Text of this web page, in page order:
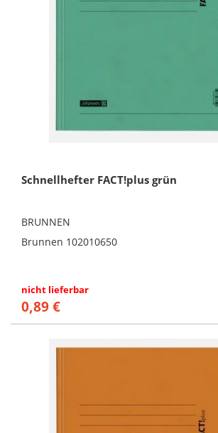
Schnellhefter FACT!plus grün
BRUNNEN
Brunnen 102010650
nicht lieferbar
0,89 €